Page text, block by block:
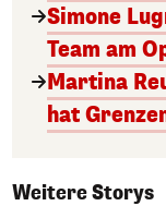
Simone
Team am
Martina
hat
Weitere Storys